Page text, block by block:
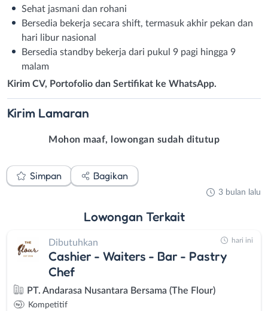
Sehat jasmani dan rohani
Bersedia bekerja secara shift, termasuk akhir pekan dan
hari libur nasional
Bersedia standby bekerja dari pukul 9 pagi hingga 9
malam
Kirim CV, Portofolio dan Sertifikat ke WhatsApp.
Kirim Lamaran
Mohon maaf, lowongan sudah ditutup
Simpan Bagikan
3 bulan lalu
Lowongan Terkait
Dibutuhkan
Cashier - Waiters - Bar - Pastry
Chef
PT. Andarasa Nusantara Bersama (The Flour)
Kompetitif
hari ini